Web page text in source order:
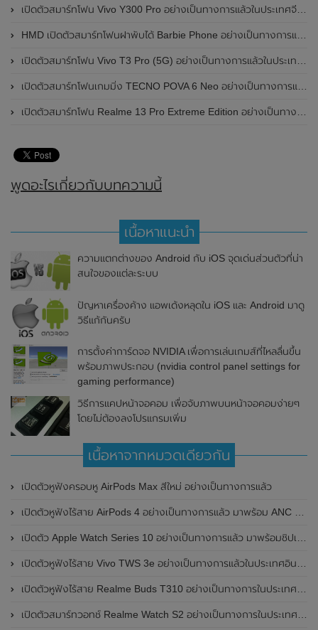
เปิดตัวสมาร์ทโฟน Vivo Y300 Pro อย่างเป็นทางการแล้วในประเทศจีน มาพร้อมดีไซน์พรีเมี่ยม ทนทาน และแบตเตอรี่สุดอึดขนาดใหญ่ 6,500mAh พร้อมรองรับการชาร์จไว 80W
HMD เปิดตัวสมาร์ทโฟนฝาพับได้ Barbie Phone อย่างเป็นทางการแล้ว มาพร้อมธีมสีชมพูสดใส
เปิดตัวสมาร์ทโฟน Vivo T3 Pro (5G) อย่างเป็นทางการแล้วในประเทศอินเดีย
เปิดตัวสมาร์ทโฟนเกมมิ่ง TECNO POVA 6 Neo อย่างเป็นทางการแล้วในประเทศไทย ในราคา 8,499 บาท
เปิดตัวสมาร์ทโฟน Realme 13 Pro Extreme Edition อย่างเป็นทางการแล้วในประเทศจีน
พูดอะไรเกี่ยวกับบทความนี้
เนื้อหาแนะนำ
ความแตกต่างของ Android กับ iOS จุดเด่นส่วนตัวที่น่า
สนใจของแต่ละระบบ
ปัญหาเครื่องค้าง แอพเด้งหลุดใน iOS และ Android มาดู
วิธีแก้กันครับ
การตั้งค่าการ์ดจอ NVIDIA เพื่อการเล่นเกมส์ที่ไหลลื่นขึ้น
พร้อมภาพประกอบ (nvidia control panel settings for
gaming performance)
วิธีการแคปหน้าจอคอม เพื่อจับภาพบนหน้าจอคอมง่ายๆ
โดยไม่ต้องลงโปรแกรมเพิ่ม
เนื้อหาจากหมวดเดียวกัน
เปิดตัวหูฟังครอบหู AirPods Max สีใหม่ อย่างเป็นทางการแล้ว
เปิดตัวหูฟังไร้สาย AirPods 4 อย่างเป็นทางการแล้ว มาพร้อม ANC และฟีเจอร์ใหม่มากมาย
เปิดตัว Apple Watch Series 10 อย่างเป็นทางการแล้ว มาพร้อมชิปเซ็ตรุ่น S10
เปิดตัวหูฟังไร้สาย Vivo TWS 3e อย่างเป็นทางการแล้วในประเทศอินเดีย มาพร้อมระบบตัดเสียงรบกวน ANC ที่ 30dB , ป้องกันฝุ่นและกันน้ำที่ระดับ IP54 , แบตเตอรี่สามารถใช้งานนานสูงสุด 36 ชั่วโมง
เปิดตัวหูฟังไร้สาย Realme Buds T310 อย่างเป็นทางการในประเทศอินเดีย มาพร้อมระบบตัดเสียงรบกวน ANC สูงสุด 46dB , เสียงรอบทิศทาง 360 องศา , แบตเตอรี่สามารถใช้งานได้นานสูงสุด 40 ชั่วโมง
เปิดตัวสมาร์ทวอทช์ Realme Watch S2 อย่างเป็นทางการในประเทศอินเดีย มาพร้อมตัวเรือนสแตนเลสสตีล , หน้าจอแสดงผล AMOLED ขนาด 1.43 นิ้ว , แบตเตอรี่ขนาดใหญ่ใช้งานได้นาน 20 วัน และรองรับคำสั่งเสียง Super AI Engine ที่ขับเคลื่อนโดย ChatGPT